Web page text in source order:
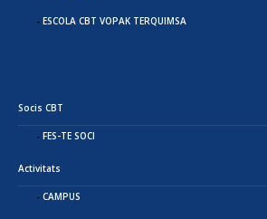
ESCOLA CBT VOPAK TERQUIMSA
Socis CBT
FES-TE SOCI
Activitats
CAMPUS